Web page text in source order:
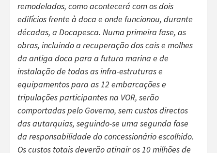
remodelados, como acontecerá com os dois
edifícios frente à doca e onde funcionou, durante
décadas, a Docapesca. Numa primeira fase, as
obras, incluindo a recuperação dos cais e molhes
da antiga doca para a futura marina e de
instalação de todas as infra-estruturas e
equipamentos para as 12 embarcações e
tripulações participantes na VOR, serão
comportadas pelo Governo, sem custos directos
das autarquias, seguindo-se uma segunda fase
da responsabilidade do concessionário escolhido.
Os custos totais deverão atingir os 10 milhões de